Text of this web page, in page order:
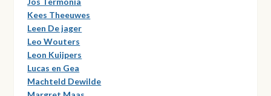
Kees Theeuwes
Leen De jager
Leo Wouters
Leon Kuijpers
Lucas en Gea
Machteld Dewilde